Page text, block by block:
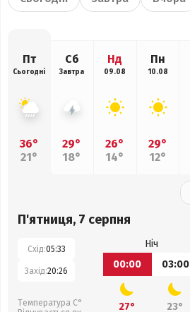
Пт
Сьогодні
36°
21°
Сб
Завтра
29°
18°
Нд
09.08
26°
14°
Пн
10.08
29°
12°
П'ятниця, 7 серпня
Схід:05:33
Захід:20:26
Температура С°
Ніч
00:00
03:00
27° 23°